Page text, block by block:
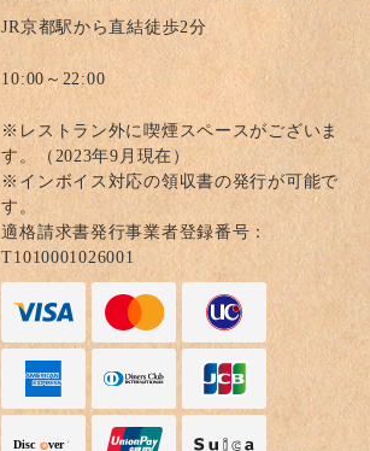
JR京都駅から直結徒歩2分
10:00～22:00
※レストラン外に喫煙スペースがございま
す。（2023年9月現在）
※インボイス対応の領収書の発行が可能で
す。
適格請求書発行事業者登録番号：
T1010001026001